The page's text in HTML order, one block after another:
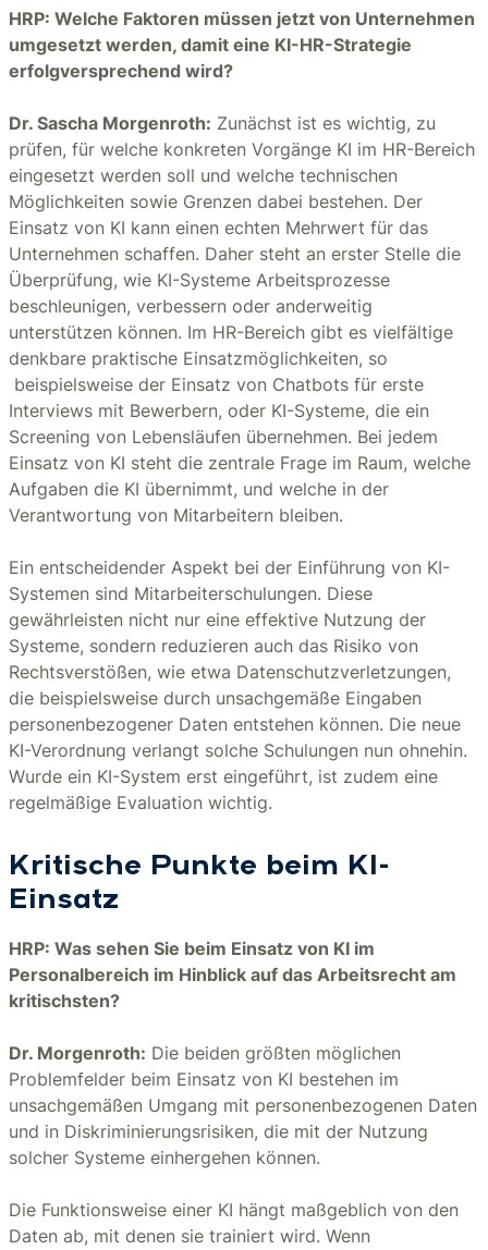
HRP: Welche Faktoren müssen jetzt von Unternehmen
umgesetzt werden, damit eine KI-HR-Strategie
erfolgversprechend wird?
Dr. Sascha Morgenroth: Zunächst ist es wichtig, zu
prüfen, für welche konkreten Vorgänge KI im HR-Bereich
eingesetzt werden soll und welche technischen
Möglichkeiten sowie Grenzen dabei bestehen. Der
Einsatz von KI kann einen echten Mehrwert für das
Unternehmen schaffen. Daher steht an erster Stelle die
Überprüfung, wie KI-Systeme Arbeitsprozesse
beschleunigen, verbessern oder anderweitig
unterstützen können. Im HR-Bereich gibt es vielfältige
denkbare praktische Einsatzmöglichkeiten, so
beispielsweise der Einsatz von Chatbots für erste
Interviews mit Bewerbern, oder KI-Systeme, die ein
Screening von Lebensläufen übernehmen. Bei jedem
Einsatz von KI steht die zentrale Frage im Raum, welche
Aufgaben die KI übernimmt, und welche in der
Verantwortung von Mitarbeitern bleiben.
Ein entscheidender Aspekt bei der Einführung von KI-
Systemen sind Mitarbeiterschulungen. Diese
gewährleisten nicht nur eine effektive Nutzung der
Systeme, sondern reduzieren auch das Risiko von
Rechtsverstößen, wie etwa Datenschutzverletzungen,
die beispielsweise durch unsachgemäße Eingaben
personenbezogener Daten entstehen können. Die neue
KI-Verordnung verlangt solche Schulungen nun ohnehin.
Wurde ein KI-System erst eingeführt, ist zudem eine
regelmäßige Evaluation wichtig.
Kritische Punkte beim KI-
Einsatz
HRP: Was sehen Sie beim Einsatz von KI im
Personalbereich im Hinblick auf das Arbeitsrecht am
kritischsten?
Dr. Morgenroth: Die beiden größten möglichen
Problemfelder beim Einsatz von KI bestehen im
unsachgemäßen Umgang mit personenbezogenen Daten
und in Diskriminierungsrisiken, die mit der Nutzung
solcher Systeme einhergehen können.
Die Funktionsweise einer KI hängt maßgeblich von den
Daten ab, mit denen sie trainiert wird. Wenn